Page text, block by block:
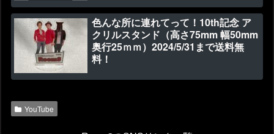
色んな所に連れてって！10th記念 ア
クリルスタンド（高さ75mm 幅50mm
奥行25ｍｍ）2024/5/31まで送料無
料！
YouTube